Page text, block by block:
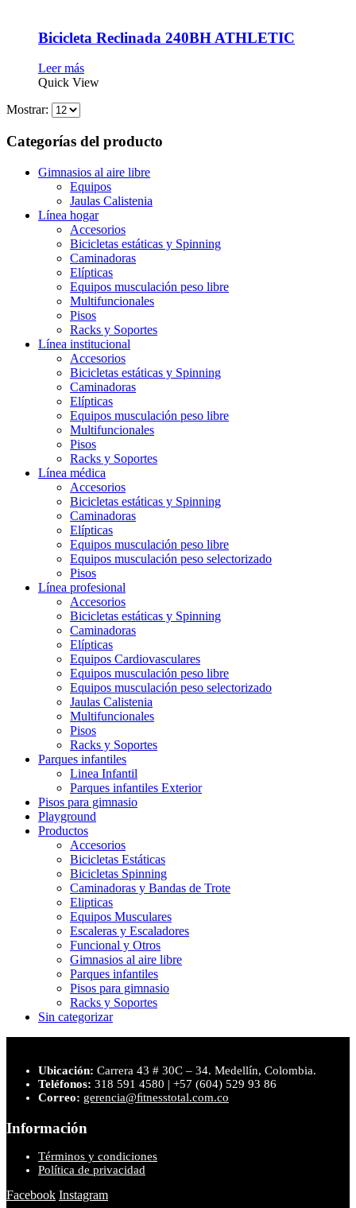
Bicicleta Reclinada 240BH ATHLETIC
Leer más
Quick View
Mostrar:
Categorías del producto
Gimnasios al aire libre
Equipos
Jaulas Calistenia
Línea hogar
Accesorios
Bicicletas estáticas y Spinning
Caminadoras
Elípticas
Equipos musculación peso libre
Multifuncionales
Pisos
Racks y Soportes
Línea institucional
Accesorios
Bicicletas estáticas y Spinning
Caminadoras
Elípticas
Equipos musculación peso libre
Multifuncionales
Pisos
Racks y Soportes
Línea médica
Accesorios
Bicicletas estáticas y Spinning
Caminadoras
Elípticas
Equipos musculación peso libre
Equipos musculación peso selectorizado
Pisos
Línea profesional
Accesorios
Bicicletas estáticas y Spinning
Caminadoras
Elípticas
Equipos Cardiovasculares
Equipos musculación peso libre
Equipos musculación peso selectorizado
Jaulas Calistenia
Multifuncionales
Pisos
Racks y Soportes
Parques infantiles
Linea Infantil
Parques infantiles Exterior
Pisos para gimnasio
Playground
Productos
Accesorios
Bicicletas Estáticas
Bicicletas Spinning
Caminadoras y Bandas de Trote
Elipticas
Equipos Musculares
Escaleras y Escaladores
Funcional y Otros
Gimnasios al aire libre
Parques infantiles
Pisos para gimnasio
Racks y Soportes
Sin categorizar
Ubicación: Carrera 43 # 30C – 34. Medellín, Colombia.
Teléfonos: 318 591 4580 | +57 (604) 529 93 86
Correo: gerencia@ﬁtnesstotal.com.co
Información
Términos y condiciones
Política de privacidad
Facebook Instagram